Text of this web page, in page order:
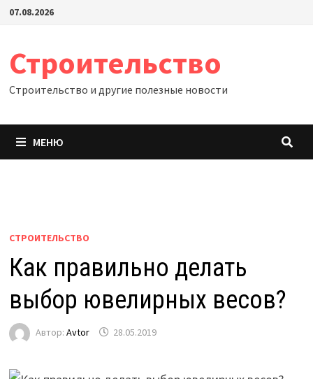
Перейти
07.08.2026
Строительство
Строительство и другие полезные новости
МЕНЮ
СТРОИТЕЛЬСТВО
Как правильно делать
выбор ювелирных весов?
Автор: Avtor 28.05.2019